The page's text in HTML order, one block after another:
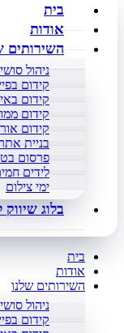
בית
אודות
השירותים
ניהול
קידום
קידום
קידום
קידום
בניית
פרסום
לידים
ימי צילום
בלוג
בית
אודות
השירותים שלנו
ניהול
קידום